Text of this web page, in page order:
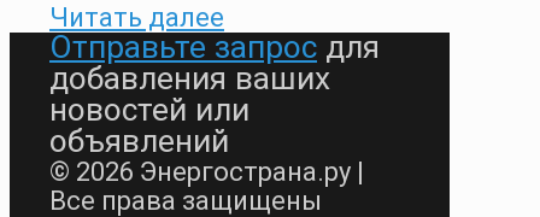
Читать далее
Отправьте запрос для
добавления ваших
новостей или
объявлений
© 2026 Энергострана.ру |
Все права защищены